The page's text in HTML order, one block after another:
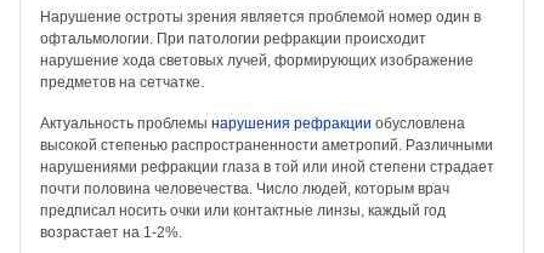
Нарушение остроты зрения является проблемой номер один в
офтальмологии. При патологии рефракции происходит
нарушение хода световых лучей, формирующих изображение
предметов на сетчатке.
Актуальность проблемы нарушения рефракции обусловлена
высокой степенью распространенности аметропий. Различными
нарушениями рефракции глаза в той или иной степени страдает
почти половина человечества. Число людей, которым врач
предписал носить очки или контактные линзы, каждый год
возрастает на 1-2%.